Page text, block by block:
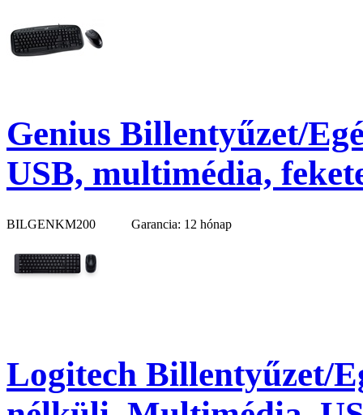
Genius Billentyűzet/
USB, multimédia,
BILGENKM200 Garancia: 12 hónap
Logitech Billentyűzet/